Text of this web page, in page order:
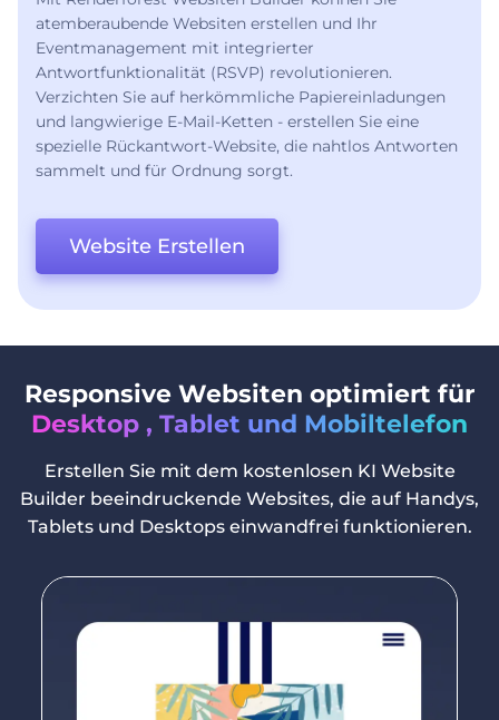
atemberaubende Websiten erstellen und Ihr
Eventmanagement mit integrierter
Antwortfunktionalität (RSVP) revolutionieren.
Verzichten Sie auf herkömmliche Papiereinladungen
und langwierige E-Mail-Ketten - erstellen Sie eine
spezielle Rückantwort-Website, die nahtlos Antworten
sammelt und für Ordnung sorgt.
Website Erstellen
Responsive Websiten optimiert für
Desktop , Tablet und Mobiltelefon
Erstellen Sie mit dem kostenlosen KI Website
Builder beeindruckende Websites, die auf Handys,
Tablets und Desktops einwandfrei funktionieren.